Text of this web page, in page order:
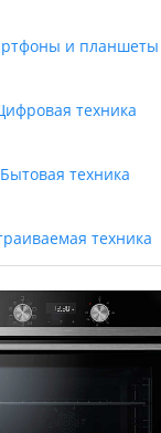
и планшеты
техника
Бытовая техника
техника